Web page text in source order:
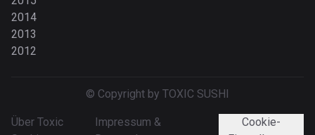
2014
2013
2012
© Copyright by TOXIC SUSHI
Über Toxic
Impressum &
Cookie-